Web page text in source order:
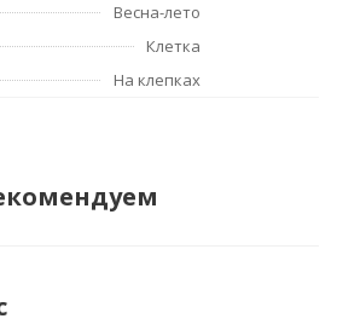
Весна-лето
Клетка
На клепках